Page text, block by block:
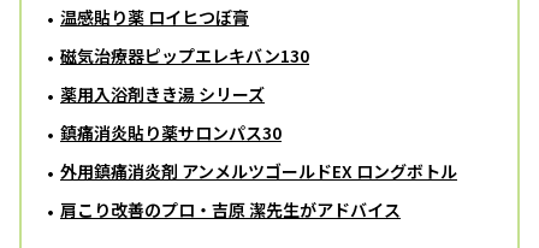
温感貼り薬 ロイヒつぼ膏
磁気治療器ピップエレキバン130
薬用入浴剤きき湯 シリーズ
鎮痛消炎貼り薬サロンパス30
外用鎮痛消炎剤 アンメルツゴールドEX ロングボトル
肩こり改善のプロ・吉原 潔先生がアドバイス